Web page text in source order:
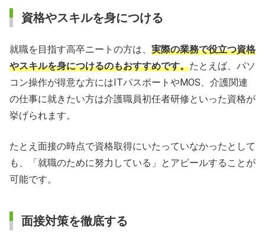
資格やスキルを身につける
就職を目指す高卒ニートの方は、 実際の業務で役立つ資格
やスキルを身につけるのもおすすめです。たとえば、パソ
コン操作が得意な方にはITパスポートやMOS、介護関連
の仕事に就きたい方は介護職員初任者研修といった資格が
挙げられます。
たとえ面接の時点で資格取得にいたっていなかったとして
も、「就職のために努力している」とアピールすることが
可能です。
面接対策を徹底する